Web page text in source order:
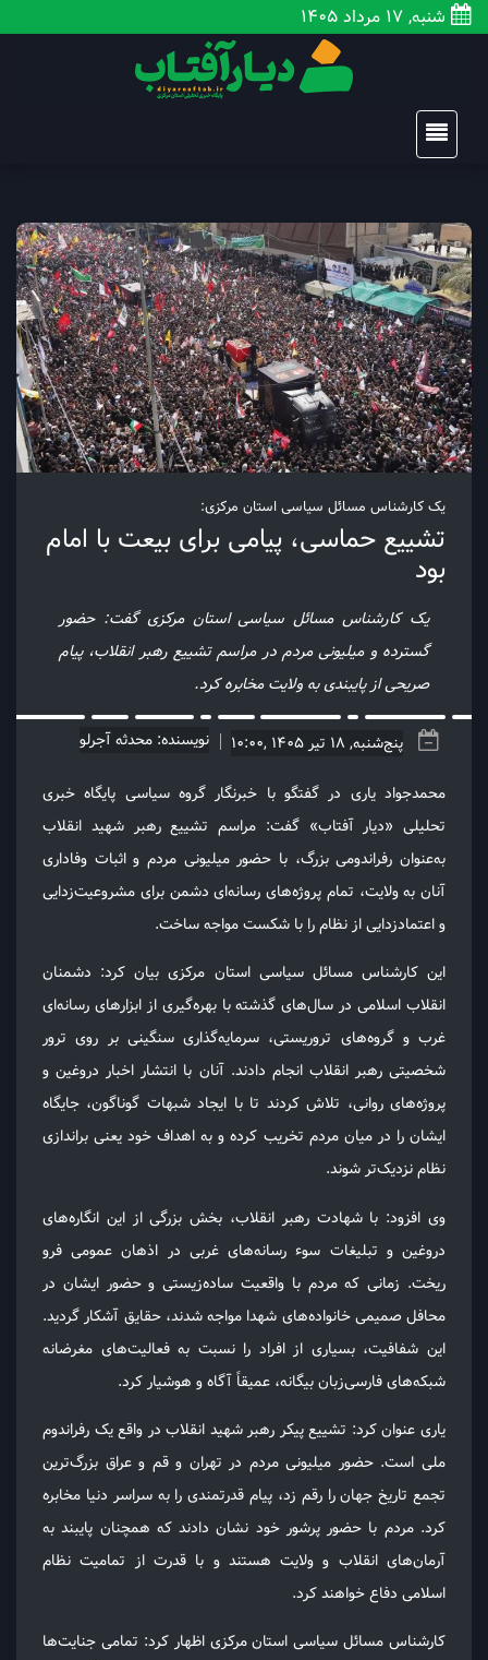
شنبه, 17 مرداد 1405
یک كارشناس مسائل سياسى استان مركزى:
تشییع حماسی، پیامی برای بیعت با امام
بود
یک كارشناس مسائل سياسى استان مركزى گفت: حضور
گسترده و میلیونی مردم در مراسم تشییع رهبر انقلاب، پیام
صریحی از پایبندی به ولایت مخابره کرد.
پنج‌شنبه, 18 تیر 1405 ,10:00 نویسنده: محدثه آجرلو
محمدجواد يارى در گفتگو با خبرنگار گروه سياسى پايگاه خبرى
تحليلى «ديار آفتاب» گفت: مراسم تشییع رهبر شهید انقلاب
به‌عنوان رفراندومی بزرگ، با حضور میلیونی مردم و اثبات وفاداری
آنان به ولایت، تمام پروژه‌های رسانه‌ای دشمن برای مشروعیت‌زدایی
و اعتمادزدایی از نظام را با شکست مواجه ساخت.
این كارشناس مسائل سياسى استان مركزى بيان كرد: دشمنان
انقلاب اسلامی در سال‌های گذشته با بهره‌گیری از ابزارهای رسانه‌ای
غرب و گروه‌های تروریستی، سرمایه‌گذاری سنگینی بر روی ترور
شخصیتی رهبر انقلاب انجام دادند. آنان با انتشار اخبار دروغین و
پروژه‌های روانی، تلاش کردند تا با ایجاد شبهات گوناگون، جایگاه
ایشان را در میان مردم تخریب کرده و به اهداف خود یعنی براندازی
نظام نزدیک‌تر شوند.
وى افزود: با شهادت رهبر انقلاب، بخش بزرگی از این انگاره‌های
دروغین و تبلیغات سوء رسانه‌های غربی در اذهان عمومی فرو
ریخت. زمانی که مردم با واقعیت ساده‌زیستی و حضور ایشان در
محافل صمیمی خانواده‌های شهدا مواجه شدند، حقایق آشکار گردید.
این شفافیت، بسیاری از افراد را نسبت به فعالیت‌های مغرضانه
شبکه‌های فارسی‌زبان بیگانه، عمیقاً آگاه و هوشیار کرد.
يارى عنوان كرد: تشییع پیکر رهبر شهید انقلاب در واقع یک رفراندوم
ملی است. حضور میلیونی مردم در تهران و قم و عراق بزرگ‌ترین
تجمع تاریخ جهان را رقم زد، پیام قدرتمندی را به سراسر دنیا مخابره
کرد. مردم با حضور پرشور خود نشان دادند که همچنان پایبند به
آرمان‌های انقلاب و ولایت هستند و با قدرت از تمامیت نظام
اسلامی دفاع خواهند کرد.
كارشناس مسائل سياسى استان مركزى اظهار كرد: تمامی جنایت‌ها